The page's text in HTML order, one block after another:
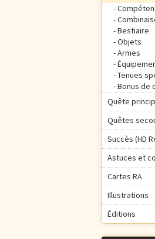
Bestiaire
Objets
Armes
Tenues
Bonus de
Quête
Quêtes
Succès (HD
Astuces et
Cartes RA
Illustrations
Éditions